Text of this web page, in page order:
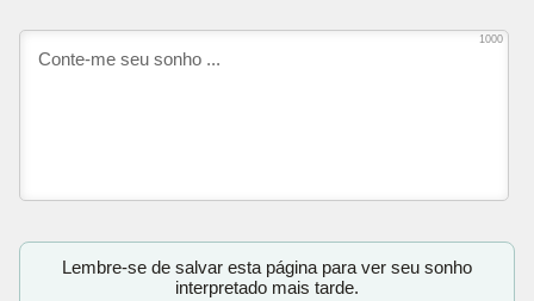
1000
Lembre-se de salvar esta página para ver seu sonho
interpretado mais tarde.